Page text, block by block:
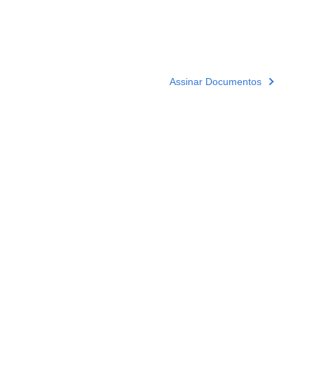
Assinar Documentos